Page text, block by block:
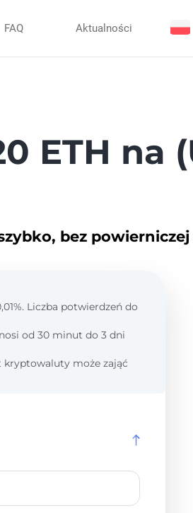
FAQ Aktualności
ETH na
bez
Liczba potwierdzeń do
od 30 minut do 3 dni
kryptowaluty może zająć